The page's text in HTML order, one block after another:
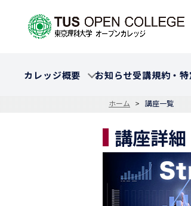
カレッジ概要 お知らせ受講規約・
ホーム 講座一覧
講座詳細